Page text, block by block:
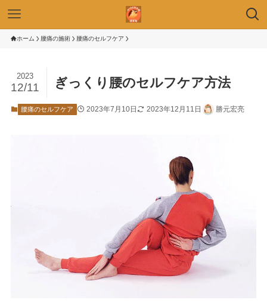
ホーム 腰痛の施術 腰痛のセルフケア
ぎっくり腰のセルフケア方法
2023
12/11
腰痛のセルフケア 2023年7月10日 2023年12月11日 勝元宏亮